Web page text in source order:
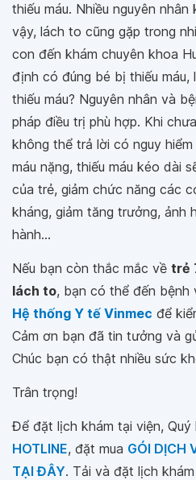
thiếu máu. Nhiều nguyên
vậy, lách to cũng gặp trong
con đến khám chuyên khoa
định có đúng bé bị thiếu
thiếu máu? Nguyên nhân và
pháp điều trị phù hợp. Khi
không thể trả lời có nguy
máu nặng, thiếu máu kéo dài
của trẻ, giảm chức năng các
kháng, giảm tăng trưởng, ảnh
hành...
Nếu bạn còn thắc mắc về trẻ
lách to, bạn có thể đến bệnh
Hệ thống Y tế Vinmec để
Cảm ơn bạn đã tin tưởng và
Chúc bạn có thật nhiều sức
Trân trọng!
Để đặt lịch khám tại viện,
HOTLINE, đặt mua GÓI DỊCH
TẠI ĐÂY. Tải và đặt lịch